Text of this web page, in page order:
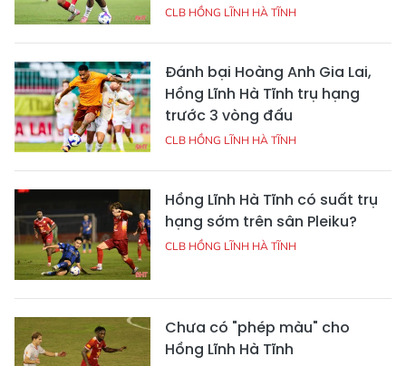
CLB HỒNG LĨNH HÀ TĨNH
Đánh bại Hoàng Anh Gia Lai,
Hồng Lĩnh Hà Tĩnh trụ hạng
trước 3 vòng đấu
CLB HỒNG LĨNH HÀ TĨNH
Hồng Lĩnh Hà Tĩnh có suất trụ
hạng sớm trên sân Pleiku?
CLB HỒNG LĨNH HÀ TĨNH
Chưa có "phép màu" cho
Hồng Lĩnh Hà Tĩnh